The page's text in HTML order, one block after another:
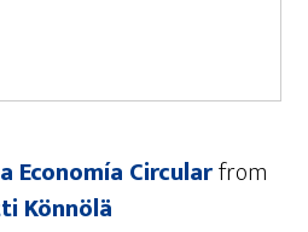
Economía Circularfrom
Könnölä